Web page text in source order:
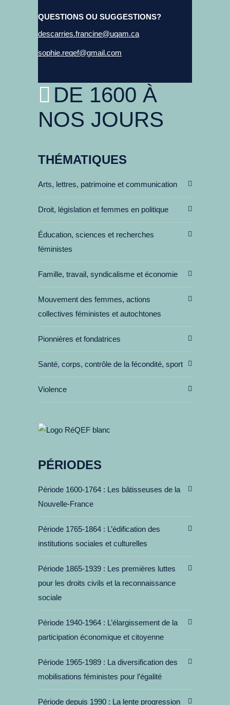
QUESTIONS OU SUGGESTIONS?
descarries.francine@uqam.ca
sophie.reqef@gmail.com
DE 1600 À
NOS JOURS
THÉMATIQUES
Arts, lettres, patrimoine et communication
Droit, législation et femmes en politique
Éducation, sciences et recherches
féministes
Famille, travail, syndicalisme et économie
Mouvement des femmes, actions
collectives féministes et autochtones
Pionnières et fondatrices
Santé, corps, contrôle de la fécondité, sport
Violence
PÉRIODES
Période 1600-1764
Les bâtisseuses de la
Nouvelle-France
Période 1765-1864
L’édification des
institutions sociales et culturelles
Période 1865-1939
Les premières luttes
pour les droits civils et la reconnaissance
sociale
Période 1940-1964
L’élargissement de la
participation économique et citoyenne
Période 1965-1989
La diversification des
mobilisations féministes pour l’égalité
Période depuis 1990 La lente progression